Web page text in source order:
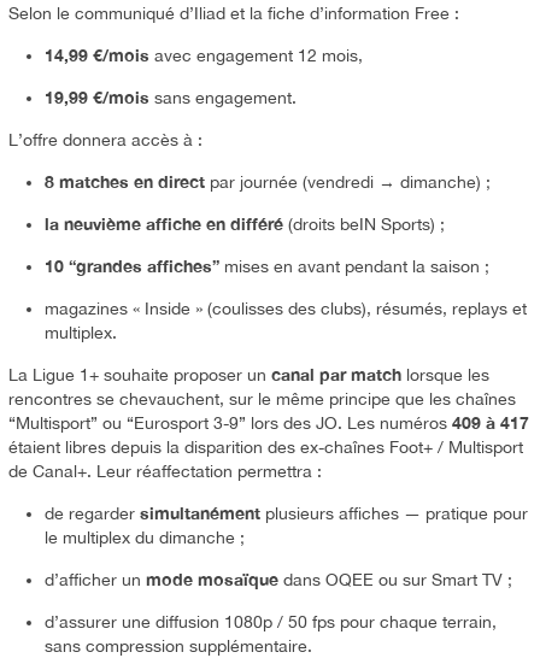
Selon le communiqué d’Iliad et la fiche d’information Free :
14,99 €/mois avec engagement 12 mois,
19,99 €/mois sans engagement.
L’offre donnera accès à :
8 matches en direct par journée (vendredi → dimanche) ;
la neuvième affiche en différé (droits beIN Sports) ;
10 “grandes affiches” mises en avant pendant la saison ;
magazines « Inside » (coulisses des clubs), résumés, replays et
multiplex.
La Ligue 1+ souhaite proposer un canal par match lorsque les
rencontres se chevauchent, sur le même principe que les chaînes
“Multisport” ou “Eurosport 3-9” lors des JO. Les numéros 409 à 417
étaient libres depuis la disparition des ex-chaînes Foot+ / Multisport
de Canal+. Leur réaffectation permettra :
de regarder simultanément plusieurs affiches — pratique pour
le multiplex du dimanche ;
d’afficher un mode mosaïque dans OQEE ou sur Smart TV ;
d’assurer une diffusion 1080p / 50 fps pour chaque terrain,
sans compression supplémentaire.